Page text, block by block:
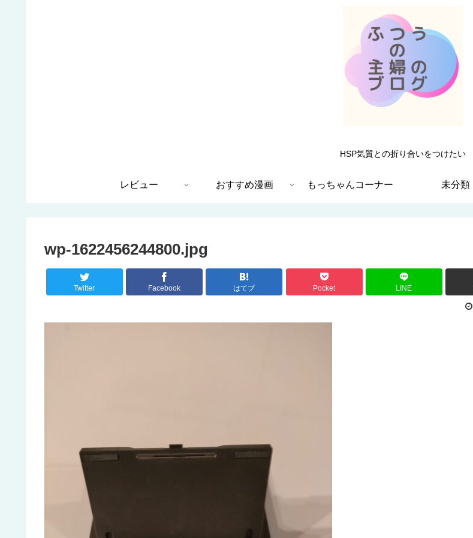
HSP気質との折り合いをつけたい
レビュー おすすめ漫画 もっちゃんコーナー 未分類
wp-1622456244800.jpg
Twitter Facebook はてブ Pocket LINE